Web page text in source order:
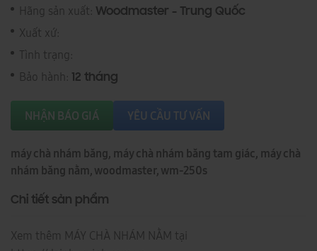
Hãng sản xuất: Woodmaster - Trung Quốc
Xuất xứ:
Tình trạng:
Bảo hành:
12 tháng
NHẬN BÁO GIÁ YÊU CẦU TƯ VẤN
máy chà nhám băng, máy chà nhám băng tam giác, máy chà
nhám băng nằm, woodmaster, wm-250s
Chi tiết sản phẩm
Xem thêm MÁY CHÀ NHÁM NẰM tại